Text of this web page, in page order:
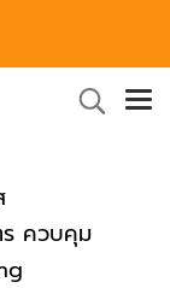
ควบคุม